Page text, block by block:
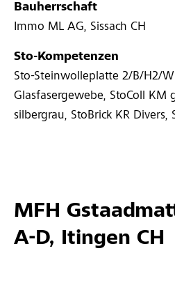
Bauherrschaft
Immo ML AG, Sissach CH
Sto-Kompetenzen
Sto-Steinwolleplatte 2/B/H2/
Glasfasergewebe, StoColl KM
silbergrau, StoBrick KR Divers,
MFH
A-D, Itingen CH